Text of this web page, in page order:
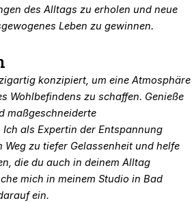
des Alltags zu erholen und neue
Leben zu gewinnen.
konzipiert, um eine Atmosphäre
Wohlbefindens zu schaffen. Genieße
maßgeschneiderte
als Expertin der Entspannung
zu tiefer Gelassenheit und helfe
die du auch in deinem Alltag
mich in meinem Studio in Bad
ein.